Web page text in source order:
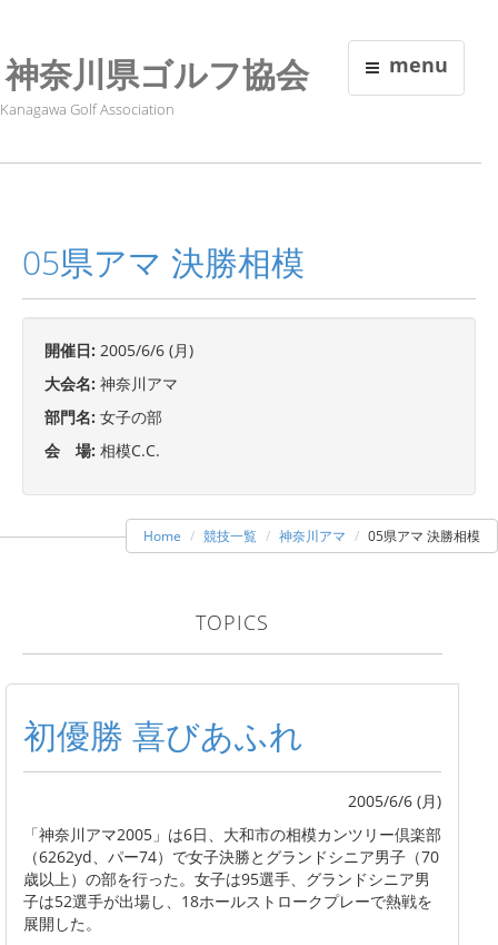
menu
神奈川県ゴルフ協会
Kanagawa Golf Association
05県アマ 決勝相模
開催日: 2005/6/6 (月)
大会名: 神奈川アマ
部門名: 女子の部
会 場: 相模C.C.
Home 競技一覧 神奈川アマ 05県アマ 決勝相模
TOPICS
初優勝 喜びあふれ
2005/6/6 (月)
「神奈川アマ2005」は6日、大和市の相模カンツリー倶楽部
（6262yd、パー74）で女子決勝とグランドシニア男子（70
歳以上）の部を行った。女子は95選手、グランドシニア男
子は52選手が出場し、18ホールストロークプレーで熱戦を
展開した。